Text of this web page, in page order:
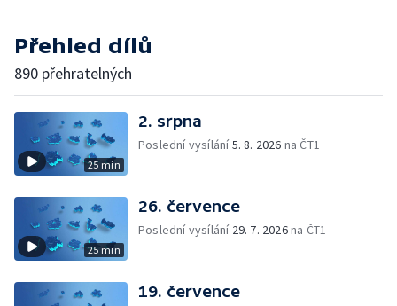
Přehled dílů
890 přehratelných
25 min
2. srpna
Poslední vysílání5. 8. 2026 na ČT1
25 min
26. července
Poslední vysílání 29. 7. 2026na ČT1
19. července